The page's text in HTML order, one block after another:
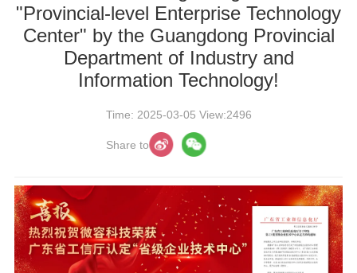
"Provincial-level Enterprise Technology
Center" by the Guangdong Provincial
Department of Industry and
Information Technology!
Time: 2025-03-05 View:2496
Share to